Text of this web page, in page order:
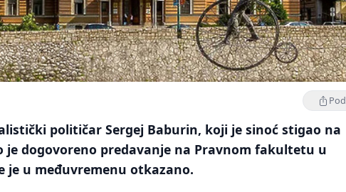
političar Sergej Baburin, koji je sinoć stigao na
je dogovoreno predavanje na Pravnom fakultetu u
je u međuvremenu otkazano.